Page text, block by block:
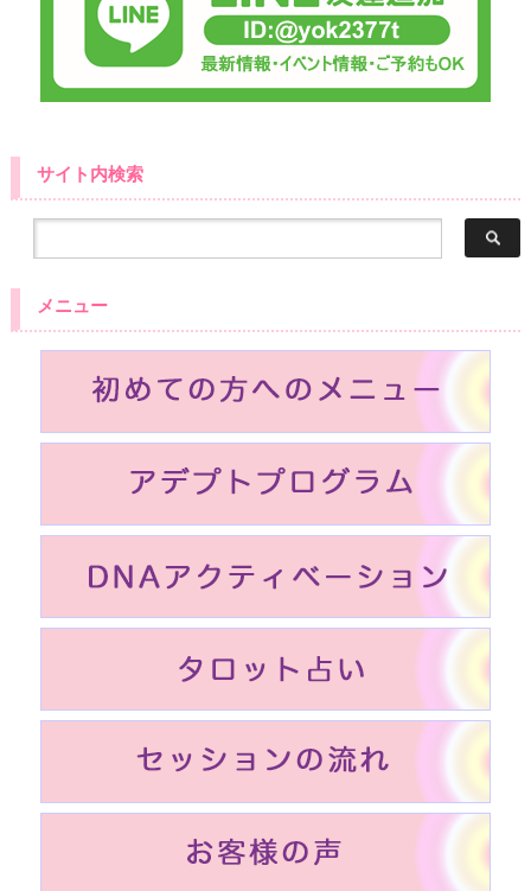
サイト内検索
メニュー